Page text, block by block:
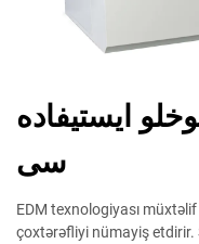
ایستیفاده
سی
EDM texnologiyası
çoxtərəfliyi nümayiş etdirir.